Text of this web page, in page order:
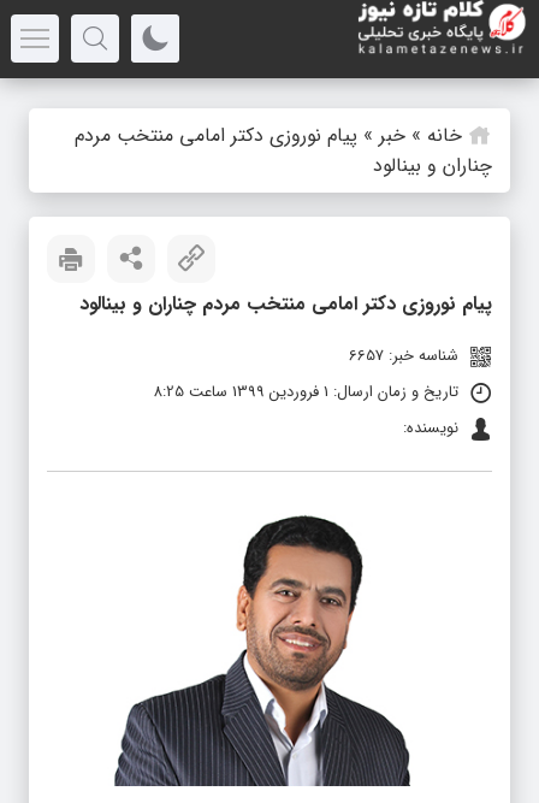
خانه » خبر » پیام نوروزی دکتر امامی منتخب مردم
چناران و بینالود
پیام نوروزی دکتر امامی منتخب مردم چناران و بینالود
شناسه خبر: 6657
تاریخ و زمان ارسال: 1 فروردین 1399 ساعت 8:25
نویسنده: